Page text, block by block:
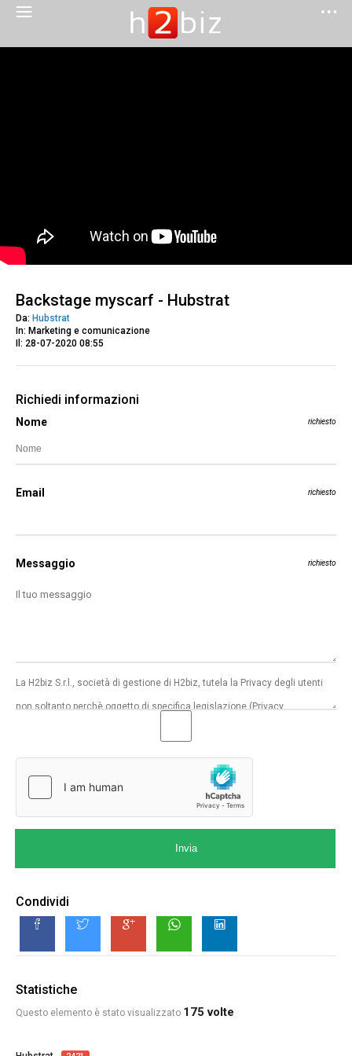
Backstage myscarf - Hubstrat
Da: Hubstrat
In: Marketing e comunicazione
Il: 28-07-2020 08:55
Richiedi informazioni
Nome richiesto
Email richiesto
Messaggio richiesto
Invia
Condividi
Statistiche
Questo elemento è stato visualizzato 175 volte